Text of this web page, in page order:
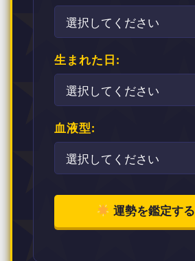
生まれた日:
血液型:
運勢を鑑定する